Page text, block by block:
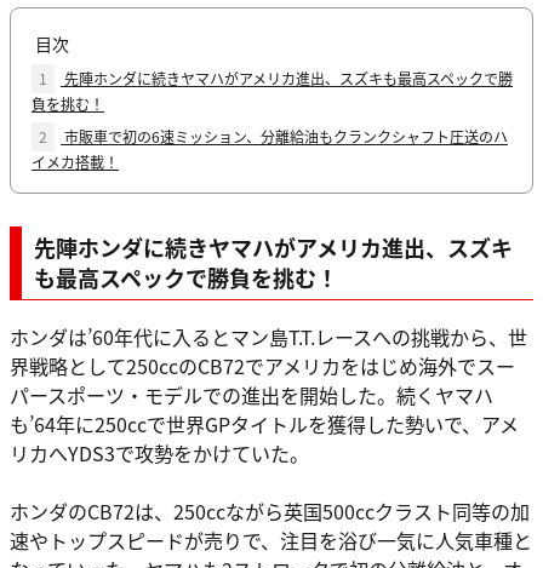
目次
1
先陣ホンダに続きヤマハがアメリカ進出、スズキも最高スペックで勝
負を挑む！
2
市販車で初の6速ミッション、分離給油もクランクシャフト圧送のハ
イメカ搭載！
先陣ホンダに続きヤマハがアメリカ進出、スズキ
も最高スペックで勝負を挑む！
ホンダは’60年代に入るとマン島T.T.レースへの挑戦から、世
界戦略として250ccのCB72でアメリカをはじめ海外でスー
パースポーツ・モデルでの進出を開始した。続くヤマハ
も’64年に250ccで世界GPタイトルを獲得した勢いで、アメ
リカへYDS3で攻勢をかけていた。
ホンダのCB72は、250ccながら英国500ccクラスト同等の加
速やトップスピードが売りで、注目を浴び一気に人気車種と